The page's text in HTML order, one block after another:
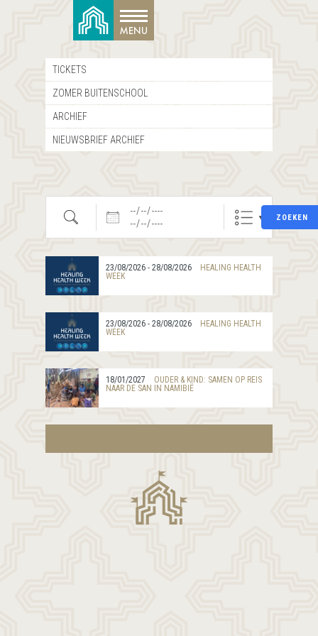
TICKETS
ZOMER BUITENSCHOOL
ARCHIEF
NIEUWSBRIEF ARCHIEF
Zoeken Datums ZOEKEN
23/08/2026 - 28/08/2026
HEALING HEALTH
WEEK
23/08/2026 - 28/08/2026
HEALING HEALTH
WEEK
18/01/2027
OUDER & KIND: SAMEN OP REIS
NAAR DE SAN IN NAMIBIË